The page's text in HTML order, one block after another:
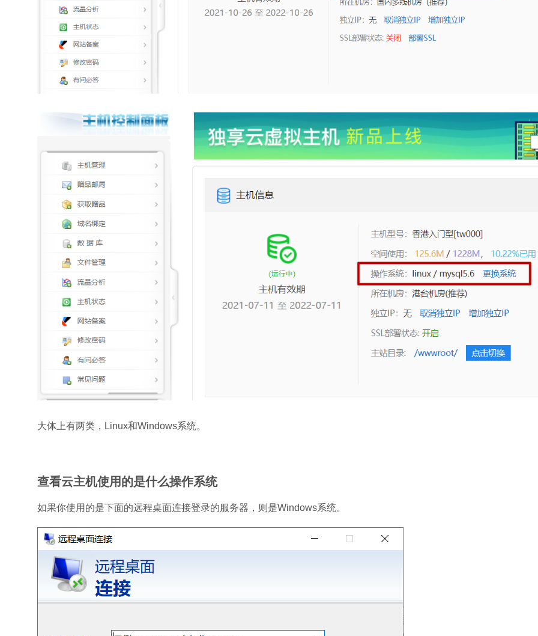
大体上有两类，Linux和Windows系统。
查看云主机使用的是什么操作系统
如果你使用的是下面的远程桌面连接登录的服务器，则是Windows系统。